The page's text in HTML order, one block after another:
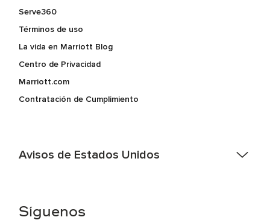
Serve360
Términos de uso
La vida en Marriott Blog
Centro de Privacidad
Marriott.com
Contratación de Cumplimiento
Avisos de Estados Unidos
electrónico hqaffirmativeaction@marriott.com
Síguenos